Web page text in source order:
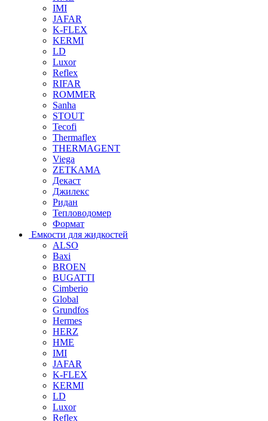
IMI
JAFAR
K-FLEX
KERMI
LD
Luxor
Reflex
RIFAR
ROMMER
Sanha
STOUT
Tecofi
Thermaflex
THERMAGENT
Viega
ZETKAMA
Декаст
Джилекс
Ридан
Тепловодомер
Формат
Емкости для жидкостей
ALSO
Baxi
BROEN
BUGATTI
Cimberio
Global
Grundfos
Hermes
HERZ
HME
IMI
JAFAR
K-FLEX
KERMI
LD
Luxor
Reflex